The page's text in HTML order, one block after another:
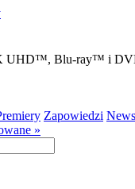
UHD™, Blu-ray™ i
Zapowiedzi
»